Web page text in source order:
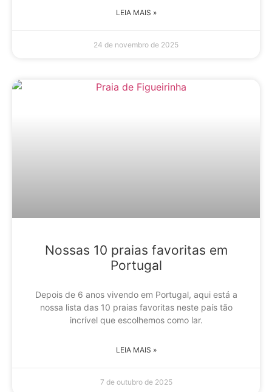
LEIA MAIS »
24 de novembro de 2025
Nossas 10 praias favoritas em
Portugal
Depois de 6 anos vivendo em Portugal, aqui está a
nossa lista das 10 praias favoritas neste país tão
incrível que escolhemos como lar.
LEIA MAIS »
7 de outubro de 2025